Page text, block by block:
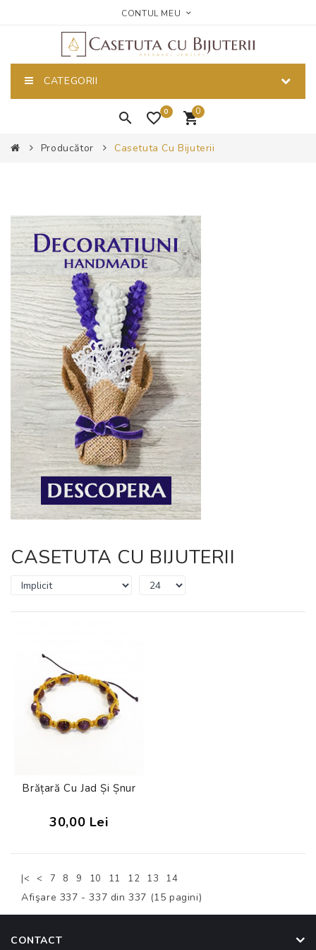
CONTUL MEU
CATEGORII
0
0
Producător Casetuta Cu Bijuterii
CASETUTA CU BIJUTERII
Brățară Cu Jad Și Șnur
30,00 Lei
|< < 7 8 9 10 11 12 13 14
Afişare 337 - 337 din 337 (15 pagini)
CONTACT